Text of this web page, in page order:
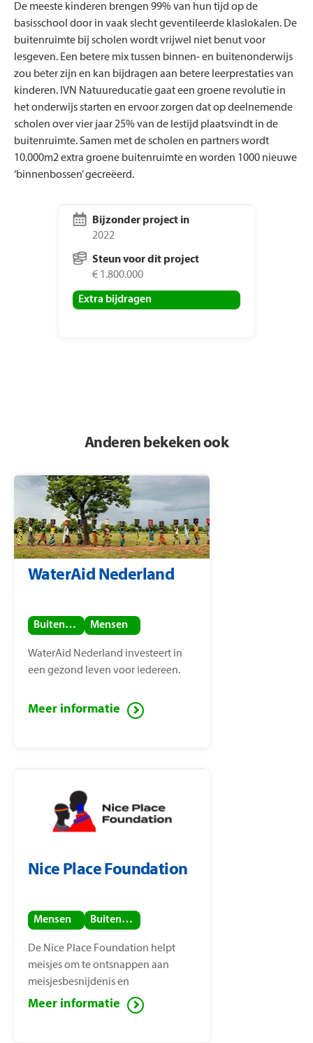
De meeste kinderen brengen 99% van hun tijd op de
basisschool door in vaak slecht geventileerde klaslokalen. De
buitenruimte bij scholen wordt vrijwel niet benut voor
lesgeven. Een betere mix tussen binnen- en buitenonderwijs
zou beter zijn en kan bijdragen aan betere leerprestaties van
kinderen. IVN Natuureducatie gaat een groene revolutie in
het onderwijs starten en ervoor zorgen dat op deelnemende
scholen over vier jaar 25% van de lestijd plaatsvindt in de
buitenruimte. Samen met de scholen en partners wordt
10.000m2 extra groene buitenruimte en worden 1000 nieuwe
‘binnenbossen’ gecreëerd.
Bijzonder project in
2022
Steun voor dit project
€ 1.800.000
Extra bijdragen
Anderen bekeken ook
WaterAid Nederland
Buitenland Mensen
WaterAid Nederland investeert in
een gezond leven voor iedereen.
Meer informatie
Nice Place Foundation
Mensen Buitenland
De Nice Place Foundation helpt
meisjes om te ontsnappen aan
meisjesbesnijdenis en
kindhuwelijken. De stichting is
Meer informatie